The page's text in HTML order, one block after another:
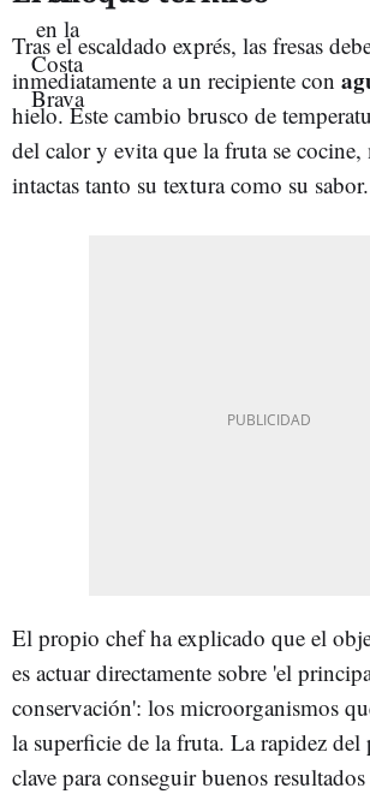
Tras el escaldado exprés, las fresas
inmediatamente a un recipiente con
hielo. Este cambio brusco de
del calor y evita que la fruta se cocine,
intactas tanto su textura como su sabor.
El propio chef ha explicado que el
es actuar directamente sobre 'el
conservación': los microorganismos
la superficie de la fruta. La rapidez del
clave para conseguir buenos